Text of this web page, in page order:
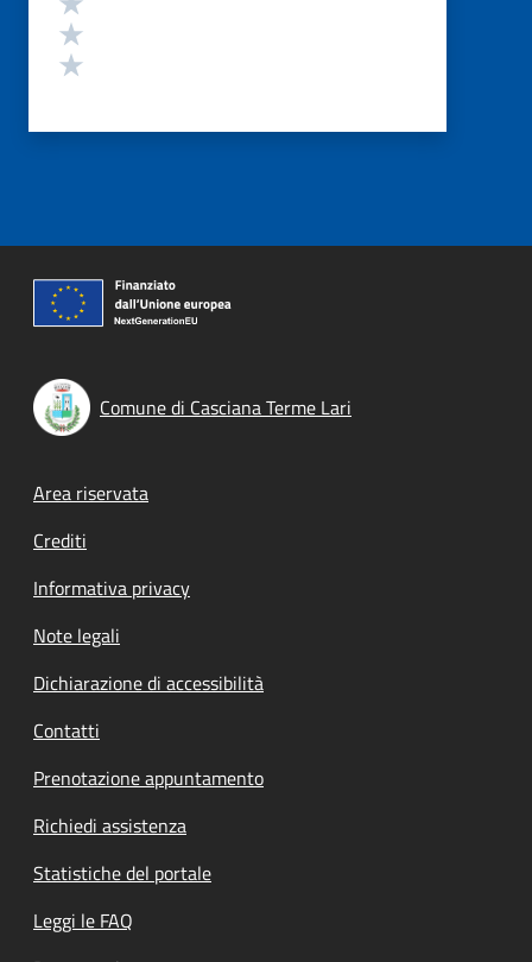
Comune di Casciana Terme Lari
Footer menu
Area riservata
Crediti
Informativa privacy
Note legali
Dichiarazione di accessibilità
Contatti
Prenotazione appuntamento
Richiedi assistenza
Statistiche del portale
Leggi le FAQ